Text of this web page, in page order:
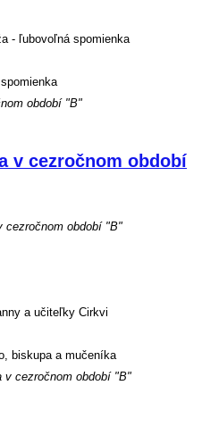
- ľubovoľná spomienka
období "B"
v cezročnom období
cezročnom období "B"
a učiteľky Cirkvi
biskupa a mučeníka
v cezročnom období "B"